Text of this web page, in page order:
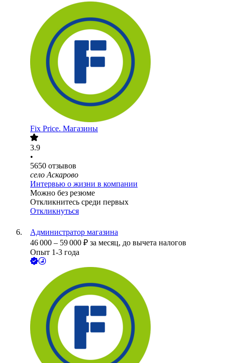
Fix Price. Магазины
3.9
•
5650 отзывов
село Аскарово
Интервью о жизни в компании
Можно без резюме
Откликнитесь среди первых
Откликнуться
Администратор магазина
46 000 – 59 000 ₽ за месяц, до вычета налогов
Опыт 1-3 года